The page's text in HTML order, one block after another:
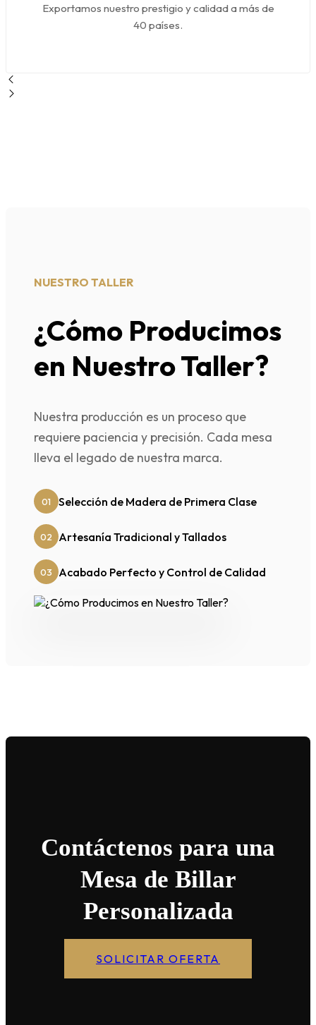
Exportamos nuestro prestigio y calidad a más de
40 países.
NUESTRO TALLER
¿Cómo Producimos
en Nuestro Taller?
Nuestra producción es un proceso que
requiere paciencia y precisión. Cada mesa
lleva el legado de nuestra marca.
01 Selección de Madera de Primera Clase
02 Artesanía Tradicional y Tallados
03 Acabado Perfecto y Control de Calidad
Contáctenos para una
Mesa de Billar
Personalizada
SOLICITAR OFERTA